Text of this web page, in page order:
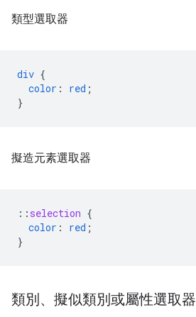
類型選取器
div {
color : red ;
}
擬造元素選取器
:: selection {
color : red ;
}
類別、擬似類別或屬性選取器